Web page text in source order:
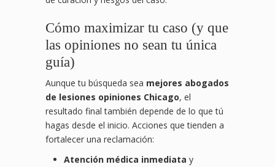
Cómo maximizar tu caso (y que
las opiniones no sean tu única
guía)
Aunque tu búsqueda sea mejores abogados
de lesiones opiniones Chicago, el
resultado final también depende de lo que tú
hagas desde el inicio. Acciones que tienden a
fortalecer una reclamación:
Atención médica inmediata y